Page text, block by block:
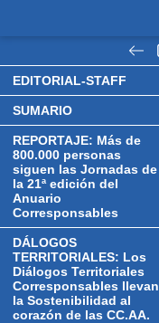
EDITORIAL-STAFF
SUMARIO
REPORTAJE: Más de
800.000 personas
siguen las Jornadas de
la 21ª edición del
Anuario
Corresponsables
DÁLOGOS
TERRITORIALES: Los
Diálogos Territoriales
Corresponsables llevan
la Sostenibilidad al
corazón de las CC.AA.